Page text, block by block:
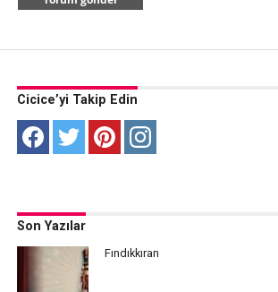
Cicice’yi Takip Edin
Son Yazılar
Fındıkkıran